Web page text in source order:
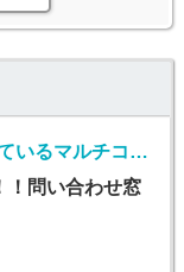
オフィス事務(コンビニなどに設置しているマルチコピー機に関するバック事務)
！問い合わせ窓